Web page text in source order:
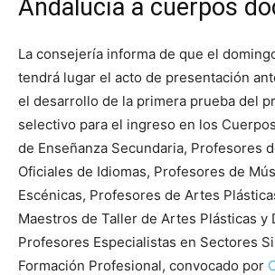
Andalucía a cuerpos
La consejería informa de que el
tendrá lugar el acto de presentación
el desarrollo de la primera prueba del
selectivo para el ingreso en los
de Enseñanza Secundaria, Profesores
Oficiales de Idiomas, Profesores de
Escénicas, Profesores de Artes
Maestros de Taller de Artes Plásticas y
Profesores Especialistas en Sectores
Formación Profesional, convocado por